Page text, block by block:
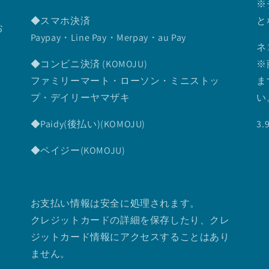
◆スマホ決済
Paypay・Line Pay・Merpay・au Pay
◆コンビニ決済 (KOMOJU)
ファミリーマート・ローソン・ミニストッ
プ・デイリーヤマザキ
◆Paidy(後払い)(KOMOJU)
◆ペイジー(KOMOJU)
お支払い情報は安全に処理されます。
クレジットカードの詳細を保存したり、クレ
ジットカード情報にアクセスすることはあり
ません。
※
ネ
※
い